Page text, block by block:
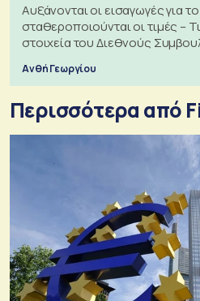
Αυξάνονται οι εισαγωγές για
σταθεροποιούνται οι τιμές –
στοιχεία του Διεθνούς
Ανθή Γεωργίου
Περισσότερα από